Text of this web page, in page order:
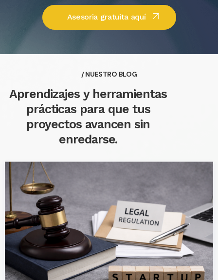
Asesoria gratuita aquí
/ NUESTRO BLOG
Aprendizajes y herramientas
prácticas para que tus
proyectos avancen sin
enredarse.